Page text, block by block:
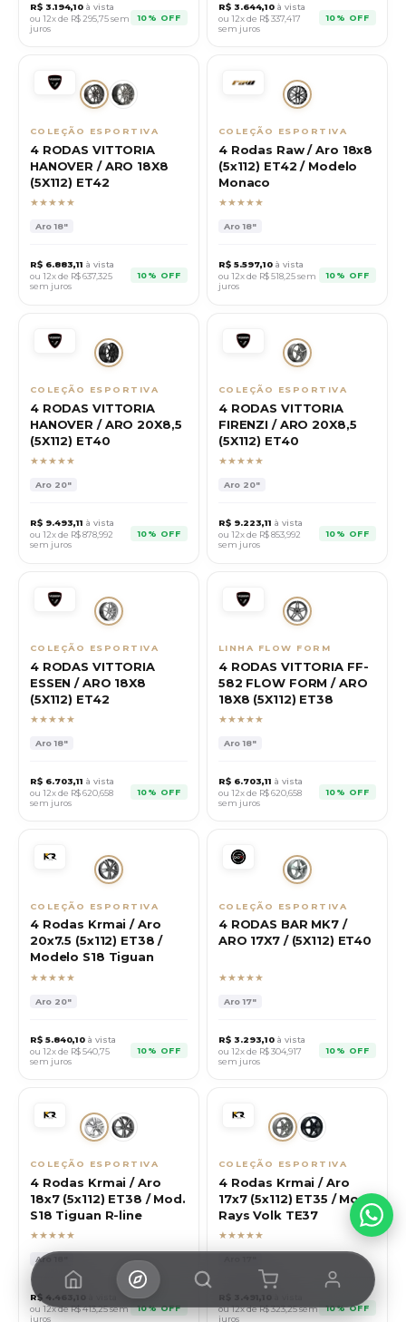
R$ 3.194,10 à vista
ou 12x de R$ 295,75sem
juros
10% OFF
R$ 3.644,10 à vista
ou 12x de R$337,417
sem juros
10% OFF
COLEÇÃO ESPORTIVA
4 RODAS VITTORIA
HANOVER / ARO 18X8
(5X112) ET42
★★★★★
Aro18"
R$ 6.883,11 à vista
ou 12x de R$637,325
sem juros
10% OFF
COLEÇÃO ESPORTIVA
4 Rodas Raw / Aro 18x8
(5x112) ET42 / Modelo
Monaco
★★★★★
Aro18"
R$ 5.597,10 à vista
ou 12x de R$518,25sem
juros
10% OFF
COLEÇÃO ESPORTIVA
4 RODAS VITTORIA
HANOVER / ARO 20X8,5
(5X112) ET40
★★★★★
Aro 20"
R$ 9.493,11 à vista
ou 12x de R$878,992
sem juros
10% OFF
COLEÇÃO ESPORTIVA
4 RODAS VITTORIA
FIRENZI / ARO 20X8,5
(5X112) ET40
★★★★★
Aro 20"
R$ 9.223,11 à vista
ou 12x de R$853,992
sem juros
10% OFF
COLEÇÃO ESPORTIVA
4 RODAS VITTORIA
ESSEN / ARO 18X8
(5X112) ET42
★★★★★
Aro18"
R$ 6.703,11 à vista
ou 12x de R$620,658
sem juros
10% OFF
LINHA FLOW FORM
4 RODAS VITTORIA FF-
582 FLOW FORM / ARO
18X8 (5X112) ET38
★★★★★
Aro18"
R$ 6.703,11 à vista
ou 12x de R$620,658
sem juros
10% OFF
COLEÇÃO ESPORTIVA
4 Rodas Krmai / Aro
20x7.5 (5x112) ET38 /
Modelo S18 Tiguan
★★★★★
Aro 20"
R$ 5.840,10 à vista
ou 12x de R$540,75
sem juros
10% OFF
COLEÇÃO ESPORTIVA
4 RODAS BAR MK7 /
ARO 17X7 / (5X112) ET40
★★★★★
Aro17"
R$ 3.293,10 à vista
ou 12x de R$304,917
sem juros
10% OFF
COLEÇÃO ESPORTIVA
4 Rodas Krmai / Aro
18x7 (5x112) ET38 / Mod.
S18 Tiguan R-line
★★★★★
Aro
R$ 4.463,10
ou 12x de R$413,25sem
juros
10% OFF
COLEÇÃO ESPORTIVA
4 Rodas Krmai / Aro
17x7 (5x112) ET35 / Mod.
Rays Volk TE37
★★★★★
ou 12x de R$323,25sem
juros
10% OFF